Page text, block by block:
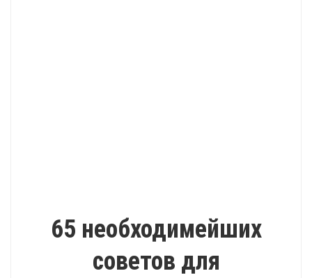
65 необходимейших
советов для